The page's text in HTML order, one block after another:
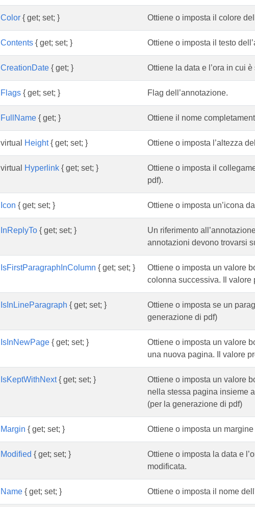
Color { get; set; } Ottiene o imposta il colore
Contents { get; set; } Ottiene o imposta il testo
CreationDate { get; } Ottiene la data e l’ora in cui
Flags { get; set; } Flag dell’annotazione.
FullName { get; } Ottiene il nome
virtual Height{ get; set; } Ottiene o imposta l’altezza
virtual Hyperlink { get; set; }
Ottiene o imposta il
pdf).
Icon { get; set; } Ottiene o imposta un’icona
InReplyTo { get; set; }
Un riferimento
annotazioni devono trovarsi
IsFirstParagraphInColumn { get; set; }
Ottiene o imposta un valore
colonna successiva. Il valore
IsInLineParagraph { get; set; }
Ottiene o imposta se un
generazione di pdf)
IsInNewPage { get; set; }
Ottiene o imposta un valore
una nuova pagina. Il valore
IsKeptWithNext{ get; set; }
Ottiene o imposta un valore
nella stessa pagina insieme
(per la generazione di pdf)
Margin { get; set; } Ottiene o imposta un
Modified { get; set; }
Ottiene o imposta la data e
modificata.
Name { get; set; } Ottiene o imposta il nome